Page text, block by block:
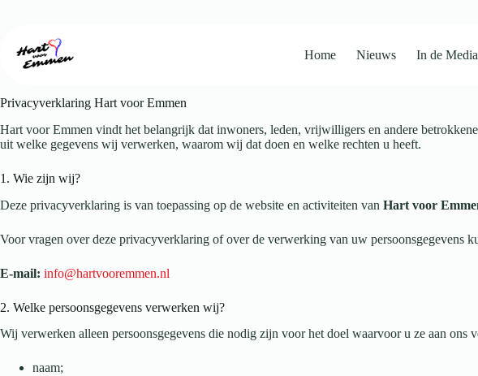
inhoud
Home Nieuws In de Media
Privacy Policy
Privacyverklaring Hart voor Emmen
Hart voor Emmen vindt het belangrijk dat inwoners, leden, vrijwilligers en andere
uit welke gegevens wij verwerken, waarom wij dat doen en welke rechten u heeft.
1. Wie zijn wij?
Deze privacyverklaring is van toepassing op de website en activiteiten van Hart voor
Voor vragen over deze privacyverklaring of over de verwerking van uw persoonsgegevens
E-mail: info@hartvooremmen.nl
2. Welke persoonsgegevens verwerken wij?
Wij verwerken alleen persoonsgegevens die nodig zijn voor het doel waarvoor u ze aan ons
naam;